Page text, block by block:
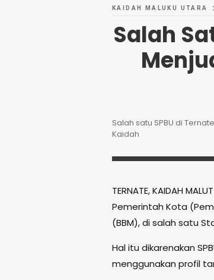
KAIDAH MALUKU UTARA
Salah
Salah satu SPBU di
Kaidah
TERNATE, KAIDAH
Pemerintah Kota
(BBM), di salah satu
Hal itu dikarenakan
menggunakan profil